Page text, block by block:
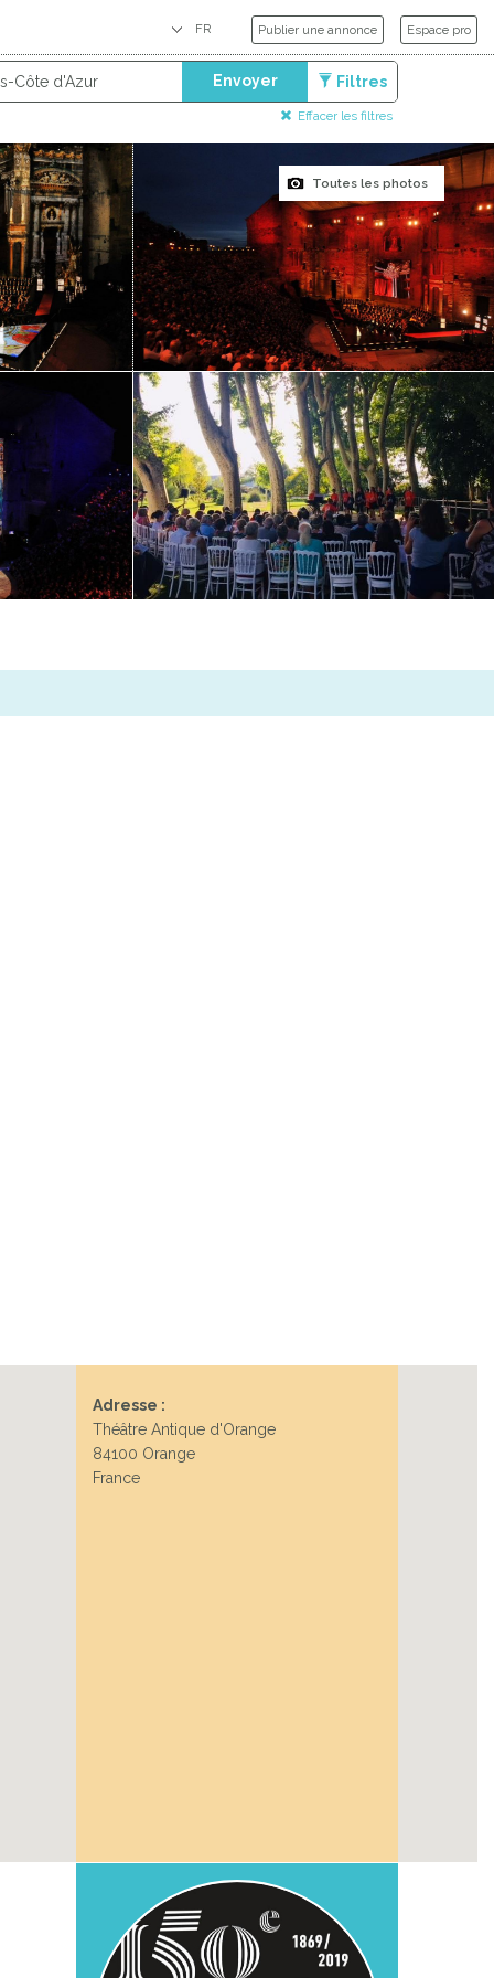
Publier une annonce Espace pro
Envoyer Filtres
Effacer les filtres
Toutes les photos
Adresse :
Théâtre Antique d'Orange
84100 Orange
France